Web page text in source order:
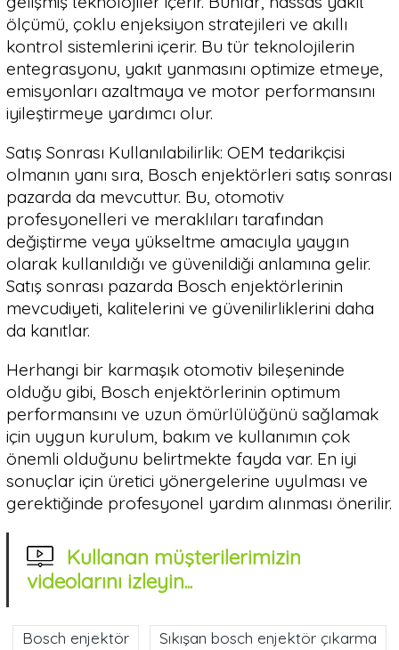
ölçümü, çoklu enjeksiyon stratejileri ve akıllı
kontrol sistemlerini içerir. Bu tür teknolojilerin
entegrasyonu, yakıt yanmasını optimize etmeye,
emisyonları azaltmaya ve motor performansını
iyileştirmeye yardımcı olur.
Satış Sonrası Kullanılabilirlik: OEM tedarikçisi
olmanın yanı sıra, Bosch enjektörleri satış sonrası
pazarda da mevcuttur. Bu, otomotiv
profesyonelleri ve meraklıları tarafından
değiştirme veya yükseltme amacıyla yaygın
olarak kullanıldığı ve güvenildiği anlamına gelir.
Satış sonrası pazarda Bosch enjektörlerinin
mevcudiyeti, kalitelerini ve güvenilirliklerini daha
da kanıtlar.
Herhangi bir karmaşık otomotiv bileşeninde
olduğu gibi, Bosch enjektörlerinin optimum
performansını ve uzun ömürlülüğünü sağlamak
için uygun kurulum, bakım ve kullanımın çok
önemli olduğunu belirtmekte fayda var. En iyi
sonuçlar için üretici yönergelerine uyulması ve
gerektiğinde profesyonel yardım alınması önerilir.
Kullanan müşterilerimizin
videolarını izleyin...
Bosch enjektör
Sıkışan bosch enjektör çıkarma